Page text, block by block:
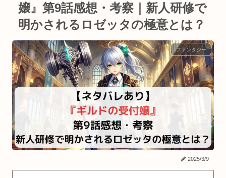
嬢』第9話感想・考察｜新人研修で
明かされるロゼッタの極意とは？
ファンタジー
2025/3/9